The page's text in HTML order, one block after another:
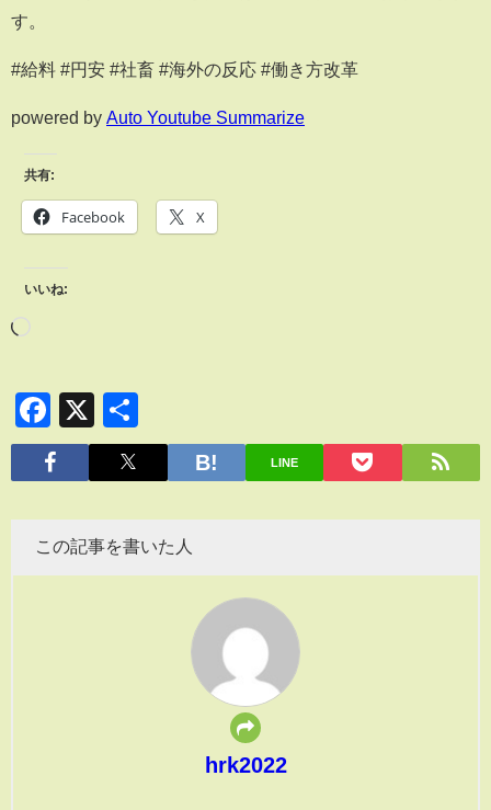
す。
#給料 #円安 #社畜 #海外の反応 #働き方改革
powered by Auto Youtube Summarize
共有:
Facebook X
いいね:
Facebook
X
有
LINE
この記事を書いた人
hrk2022